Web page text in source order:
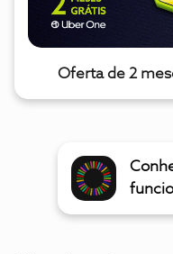
Oferta de 2